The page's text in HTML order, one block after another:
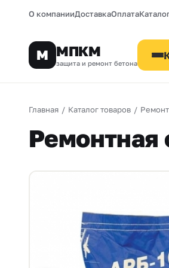
О компанииДоставкаОплата
М МПКМ
защита и ремонт бетона
Главная / Каталог товаров /
Ремонтная